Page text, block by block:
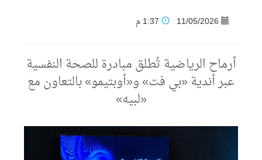
11/05/2026
أرماح الرياضية تُطلق مبادرة للصحة النفسية
عبر أندية «بي فت» و«أوبتيمو» بالتعاون مع
«لبيه»